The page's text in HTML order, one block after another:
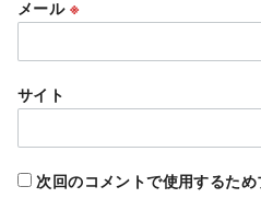
メール ※
サイト
次回のコメントで使用するた